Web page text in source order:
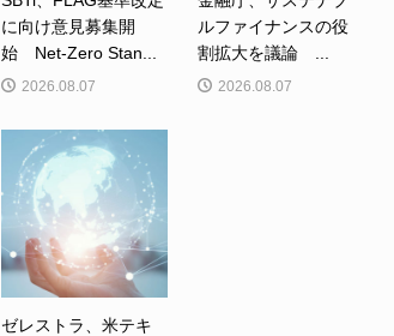
に向け意見募集開
始 Net-Zero Stan...
2026.08.07
ルファイナンスの役
割拡大を議論 ...
2026.08.07
ゼレストラ、米テキ